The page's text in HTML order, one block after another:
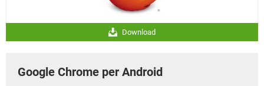
Download
Google Chrome per Android